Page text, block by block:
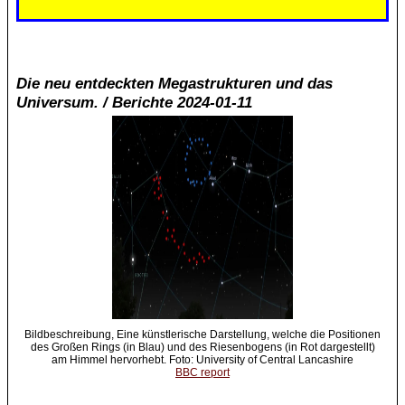
Die neu entdeckten Megastrukturen und das
Universum. / Berichte 2024-01-11
Bildbeschreibung, Eine künstlerische Darstellung, welche die Positionen
des Großen Rings (in Blau) und des Riesenbogens (in Rot dargestellt)
am Himmel hervorhebt. Foto: University of Central Lancashire
BBC report